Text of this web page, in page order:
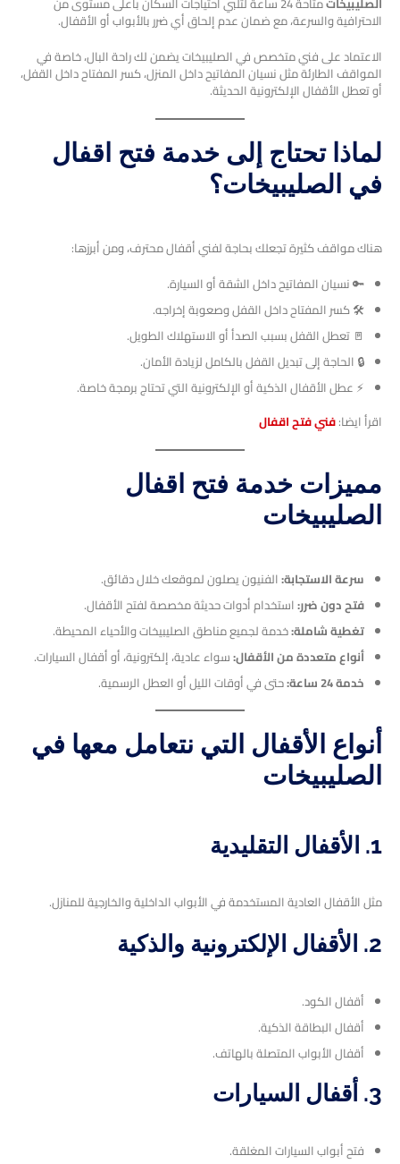
الاحترافية والسرعة، مع ضمان عدم إلحاق أي ضرر بالأبواب أو الأقفال.
الاعتماد على فني متخصص في الصليبيخات يضمن لك راحة البال، خاصة في
المواقف الطارئة مثل نسيان المفاتيح داخل المنزل، كسر المفتاح داخل القفل،
أو تعطل الأقفال الإلكترونية الحديثة.
لماذا تحتاج إلى خدمة فتح اقفال
في الصليبيخات؟
هناك مواقف كثيرة تجعلك بحاجة لفني أقفال محترف، ومن أبرزها:
🔑 نسيان المفاتيح داخل الشقة أو السيارة.
🛠️ كسر المفتاح داخل القفل وصعوبة إخراجه.
🚪 تعطل القفل بسبب الصدأ أو الاستهلاك الطويل.
🔒 الحاجة إلى تبديل القفل بالكامل لزيادة الأمان.
⚡ عطل الأقفال الذكية أو الإلكترونية التي تحتاج برمجة خاصة.
اقرأ ايضا:فني فتح اقفال
مميزات خدمة فتح اقفال
الصليبيخات
سرعة الاستجابة:الفنيون يصلون لموقعك خلال دقائق.
فتح دون ضرر:استخدام أدوات حديثة مخصصة لفتح الأقفال.
تغطية شاملة:خدمة لجميع مناطق الصليبيخات والأحياء المحيطة.
أنواع متعددة من الأقفال:سواء عادية، إلكترونية، أو أقفال السيارات.
خدمة 24 ساعة:
حتى في أوقات الليل أو العطل الرسمية.
أنواع الأقفال التي نتعامل معها في
الصليبيخات
1. الأقفال التقليدية
مثل الأقفال العادية المستخدمة في الأبواب الداخلية والخارجية للمنازل.
2. الأقفال الإلكترونية والذكية
أقفال الكود.
أقفال البطاقة الذكية.
أقفال الأبواب المتصلة بالهاتف.
3. أقفال السيارات
فتح أبواب السيارات المغلقة.